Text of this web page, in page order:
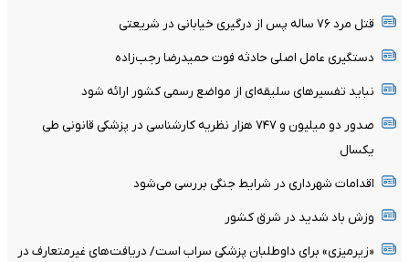
قتل مرد ۷۶ ساله پس از درگیری خیابانی در شریعتی
دستگیری عامل اصلی حادثه فوت حمیدرضا رجب‌زاده
نباید تفسیرهای سلیقه‌ای از مواضع رسمی کشور ارائه شود
صدور دو میلیون و ۷۴۷ هزار نظریه کارشناسی در پزشکی قانونی طی
یکسال
اقدامات شهرداری در شرایط جنگی بررسی می‌شود
وزش باد شدید در شرق کشور
«زیرمیزی» برای داوطلبان پزشکی سراب است/ دریافت‌های غیرمتعارف در